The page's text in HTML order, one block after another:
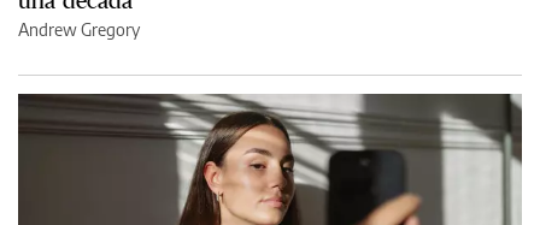
Andrew Gregory